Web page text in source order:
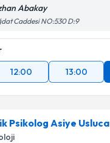
Abakay
Caddesi NO:530 D:9
12:00 13:00
Psikolog Asiye Usluca